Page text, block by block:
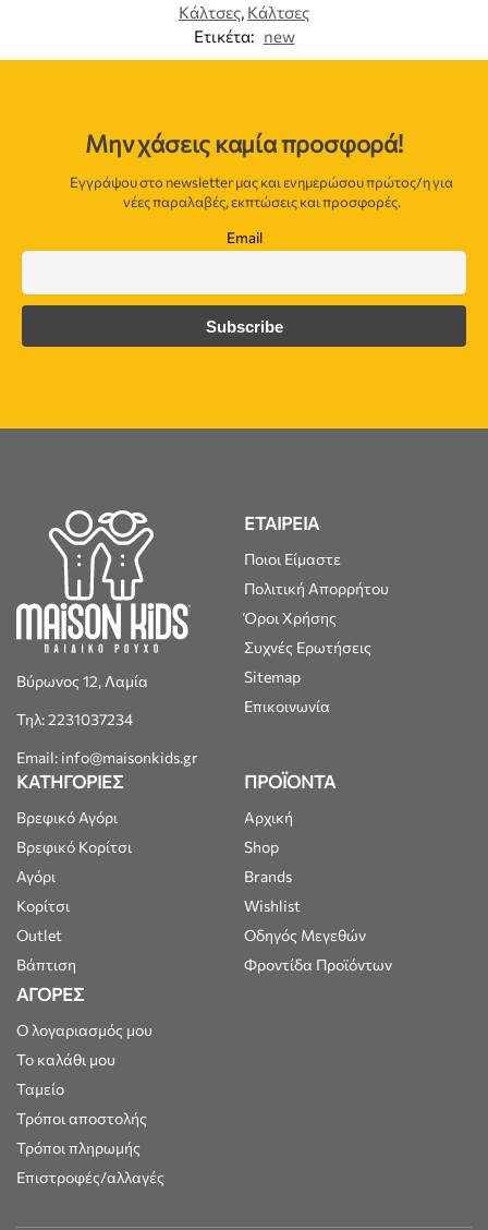
Κάλτσες, Κάλτσες
Ετικέτα: new
Μην χάσεις καμία προσφορά!
Εγγράψου στο newsletter μας και ενημερώσου πρώτος/η για
νέες παραλαβές, εκπτώσεις και προσφορές.
Email
Βύρωνος 12, Λαμία
Τηλ: 2231037234
Email: info@maisonkids.gr
ΕΤΑΙΡΕΙΑ
Ποιοι Είμαστε
Πολιτική Απορρήτου
Όροι Χρήσης
Συχνές Ερωτήσεις
Sitemap
Επικοινωνία
ΚΑΤΗΓΟΡΙΕΣ
Βρεφικό Αγόρι
Βρεφικό Κορίτσι
Αγόρι
Κορίτσι
Outlet
Βάπτιση
ΠΡΟΪΟΝΤΑ
Αρχική
Shop
Brands
Wishlist
Οδηγός Μεγεθών
Φροντίδα Προϊόντων
ΑΓΟΡΕΣ
Ο λογαριασμός μου
Το καλάθι μου
Ταμείο
Τρόποι αποστολής
Τρόποι πληρωμής
Επιστροφές/αλλαγές